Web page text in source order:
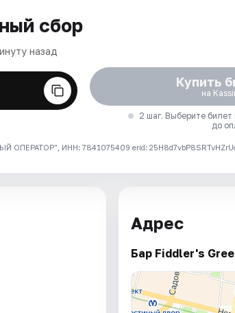
сбор
назад
Купить
на
2 шаг. Выберите
до
ИНН: 7841075409 erid:
Адрес
Бар Fiddler's